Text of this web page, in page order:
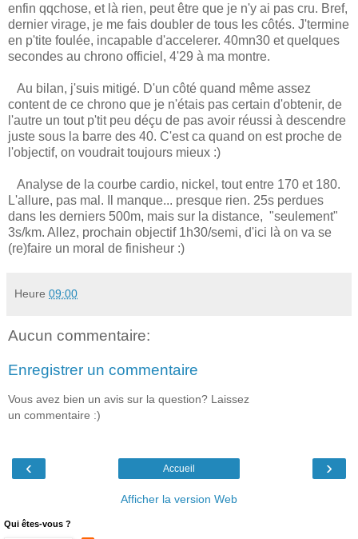
enfin qqchose, et là rien, peut être que je n'y ai pas cru. Bref,
dernier virage, je me fais doubler de tous les côtés. J'termine
en p'tite foulée, incapable d'accelerer. 40mn30 et quelques
secondes au chrono officiel, 4'29 à ma montre.
Au bilan, j'suis mitigé. D'un côté quand même assez
content de ce chrono que je n'étais pas certain d'obtenir, de
l'autre un tout p'tit peu déçu de pas avoir réussi à descendre
juste sous la barre des 40. C'est ca quand on est proche de
l'objectif, on voudrait toujours mieux :)
Analyse de la courbe cardio, nickel, tout entre 170 et 180.
L'allure, pas mal. Il manque... presque rien. 25s perdues
dans les derniers 500m, mais sur la distance, "seulement"
3s/km. Allez, prochain objectif 1h30/semi, d'ici là on va se
(re)faire un moral de finisheur :)
Heure 09:00
Aucun commentaire:
Enregistrer un commentaire
Vous avez bien un avis sur la question? Laissez
un commentaire :)
‹ ›
Accueil
Afficher la version Web
Qui êtes-vous ?